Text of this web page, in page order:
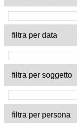
filtra per data
filtra per soggetto
filtra per persona